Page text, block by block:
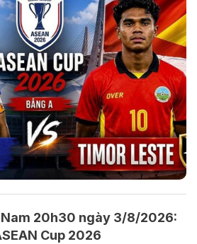
20h30 ngày 3/8/2026:
Cup 2026